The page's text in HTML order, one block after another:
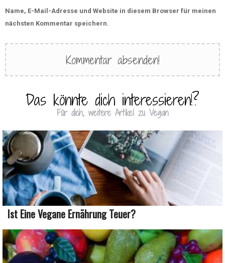
Name, E-Mail-Adresse und Website in diesem Browser für meinen
nächsten Kommentar speichern.
Das könnte dich interessieren!?
Für dich, weitere Artikel zu Vegan
Ist Eine Vegane Ernährung Teuer?